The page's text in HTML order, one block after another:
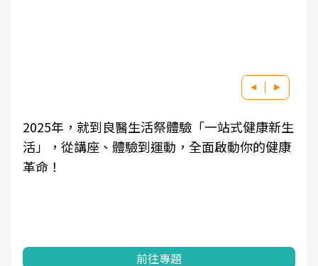
2025年，就到良醫生活祭體驗「一站式健康新生
活」，從講座、體驗到運動，全面啟動你的健康
革命！
前往專題